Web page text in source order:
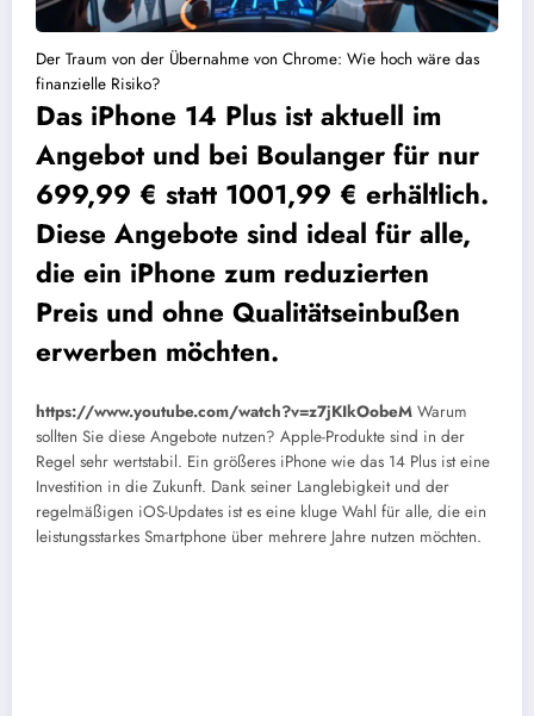
Der Traum von der Übernahme von Chrome: Wie hoch wäre das
finanzielle Risiko?
Das iPhone 14 Plus ist aktuell im
Angebot und bei Boulanger für nur
699,99 € statt 1001,99 € erhältlich.
Diese Angebote sind ideal für alle,
die ein iPhone zum reduzierten
Preis und ohne Qualitätseinbußen
erwerben möchten.
https://www.youtube.com/watch?v=z7jKIkOobeM Warum
sollten Sie diese Angebote nutzen? Apple-Produkte sind in der
Regel sehr wertstabil. Ein größeres iPhone wie das 14 Plus ist eine
Investition in die Zukunft. Dank seiner Langlebigkeit und der
regelmäßigen iOS-Updates ist es eine kluge Wahl für alle, die ein
leistungsstarkes Smartphone über mehrere Jahre nutzen möchten.